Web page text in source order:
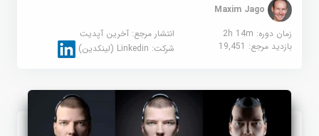
Maxim Jago
زمان دوره: 2h 14m
انتشار مرجع:آخرین آپدیت
بازدید مرجع:19,451 شرکت:Linkedin (لینکدین)